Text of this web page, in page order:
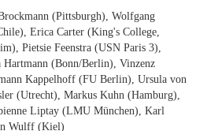
(Pittsburgh), Wolfgang
Erica Carter (King's College,
Pietsie Feenstra (USN Paris 3),
(Bonn/Berlin), Vinzenz
Kappelhoff (FU Berlin), Ursula von
(Utrecht), Markus Kuhn (Hamburg),
Liptay (LMU München), Karl
Wulff (Kiel)